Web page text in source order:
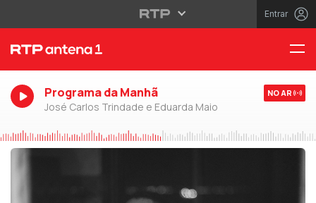
Entrar
Programa da Manhã
José Carlos Trindade e Eduarda Maio
NO AR